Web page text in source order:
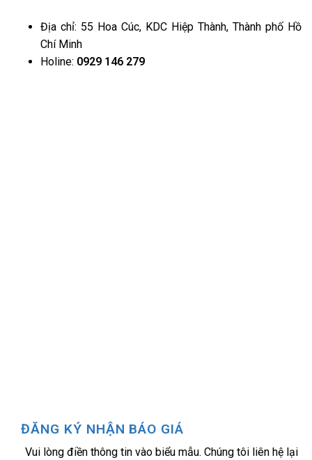
Địa chỉ: 55 Hoa Cúc, KDC Hiệp Thành, Thành phố Hồ
Chí Minh
Holine: 0929 146 279
ĐĂNG KÝ NHẬN BÁO GIÁ
Vui lòng điền thông tin vào biểu mẫu. Chúng tôi liên hệ lại